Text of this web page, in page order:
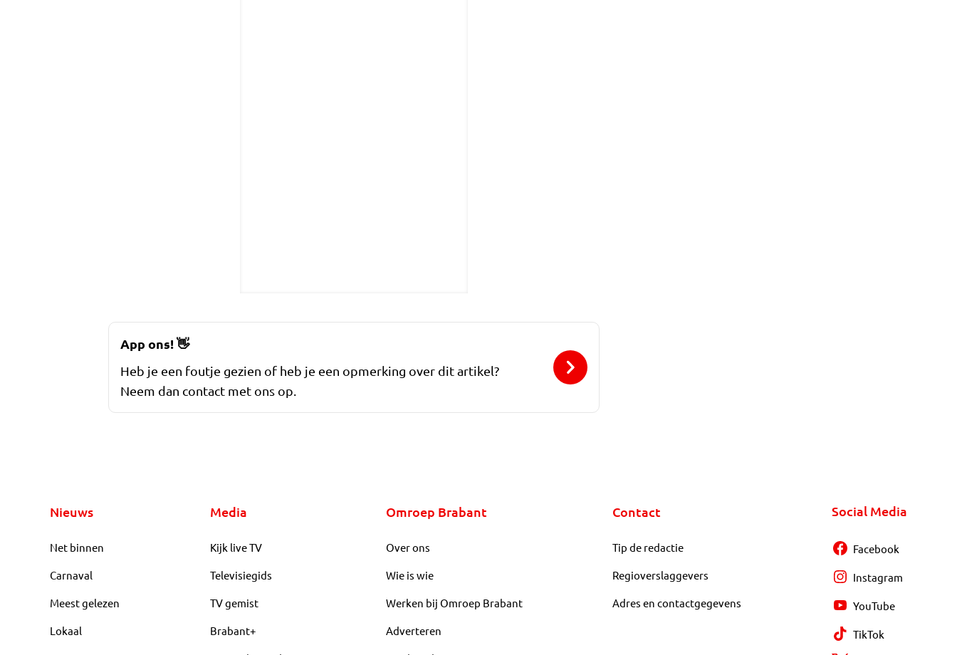
App ons!👋
Heb je een foutje gezien of heb je een opmerking over dit artikel?
Neem dan contact met ons op.
Nieuws
Net binnen
Carnaval
Meest gelezen
Lokaal
Media
Kijk live TV
Televisiegids
TV gemist
Brabant+
Omroep Brabant
Over ons
Wie is wie
Werken bij Omroep Brabant
Adverteren
Contact
Tip de redactie
Regioverslaggevers
Adres en contactgegevens
Social Media
Facebook
Instagram
YouTube
TikTok